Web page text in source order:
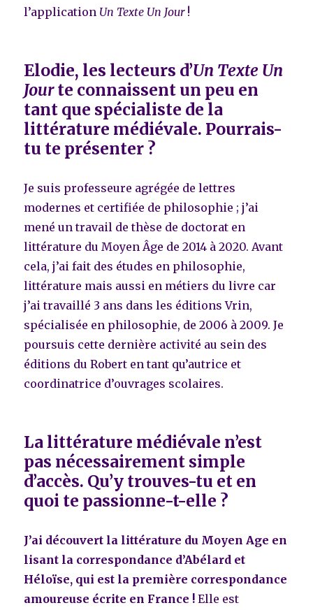
l’application Un Texte Un Jour!
Elodie, les lecteurs d’Un Texte Un
Jourte connaissent un peu en
tant que spécialiste de la
littérature médiévale. Pourrais-
tu te présenter ?
Je suis professeure agrégée de lettres
modernes et certifiée de philosophie ; j’ai
mené un travail de thèse de doctorat en
littérature du Moyen Âge de 2014 à 2020. Avant
cela, j’ai fait des études en philosophie,
littérature mais aussi en métiers du livre car
j’ai travaillé 3 ans dans les éditions Vrin,
spécialisée en philosophie, de 2006 à 2009. Je
poursuis cette dernière activité au sein des
éditions du Robert en tant qu’autrice et
coordinatrice d’ouvrages scolaires.
La littérature médiévale n’est
pas nécessairement simple
d’accès. Qu’y trouves-tu et en
quoi te passionne-t-elle ?
J’ai découvert la littérature du Moyen Age en
lisant la correspondance d’Abélard et
Héloïse, qui est la première correspondance
amoureuse écrite en France ! Elle est